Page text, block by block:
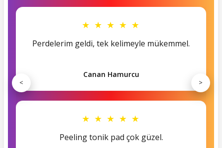
★ ★ ★ ★ ★
Perdelerim geldi, tek kelimeyle mükemmel.
Canan Hamurcu
★ ★ ★ ★ ★
Peeling tonik pad çok güzel.
< >